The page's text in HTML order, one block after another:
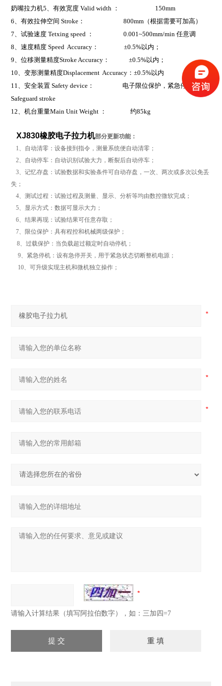
奶嘴拉力机5、有效宽度 Valid width ： 150mm
6、有效拉伸空间 Stroke： 800mm（根据需要可加高）
7、试验速度 Tetxing speed ： 0.001~500mm/min 任意调
8、速度精度 Speed Accuracy： ±0.5%以内；
9、位移测量精度Stroke Accuracy： ±0.5%以内；
10、变形测量精度Displacement Accuracy：±0.5%以内
11、安全装置 Safety device： 电子限位保护，紧急停止键
Safeguard stroke
12、机台重量Main Unit Weight ： 约85kg
XJ830橡胶电子拉力机部分更新功能：
1、自动清零：设备接到指令，测量系统便自动清零；
2、自动停车：自动识别试验大力，断裂后自动停车；
3、记忆存盘：试验数据和实验条件可自动存盘，一次、两次或多次以免丢
失；
4、测试过程：试验过程及测量、显示、分析等均由数控微软完成；
5、显示方式：数据可显示大力；
6、结果再现：试验结果可任意存取；
7、限位保护：具有程控和机械两级保护；
8、过载保护：当负载超过额定时自动停机；
9、紧急停机：设有急停开关，用于紧急状态切断整机电源；
10、可升级实现主机和微机独立操作；
请输入计算结果（填写阿拉伯数字），如：三加四=7